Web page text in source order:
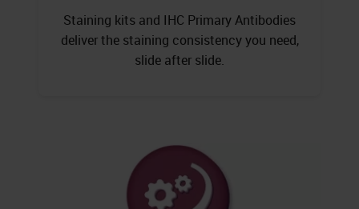
Staining kits and IHC Primary Antibodies
deliver the staining consistency you need,
slide after slide.